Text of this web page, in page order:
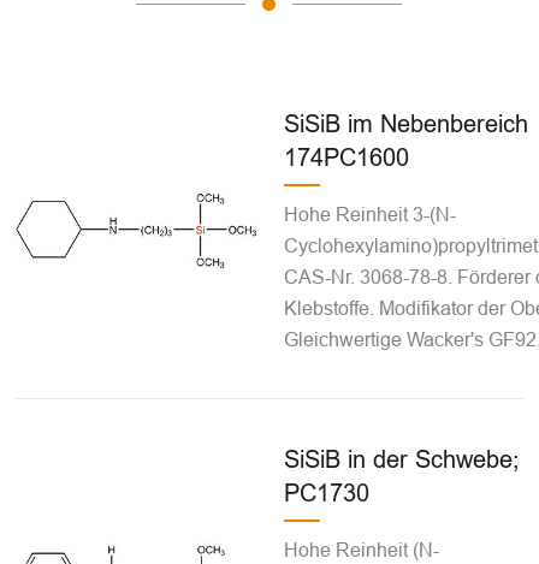
SiSiB im Nebenbereich
174PC1600
Hohe Reinheit 3-(N-
CAS-Nr. 3068-78-8. Förderer
Klebstoffe. Modifikator der
Gleichwertige Wacker's
SiSiB in der Schwebe;
PC1730
Hohe Reinheit (N-